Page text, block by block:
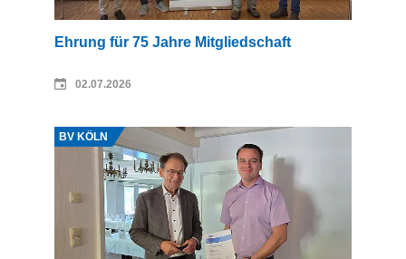
Ehrung für 75 Jahre Mitgliedschaft
02.07.2026
BV KÖLN